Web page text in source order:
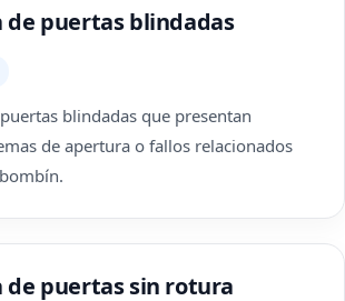
puertas blindadas
blindadas que presentan
de apertura o fallos relacionados
puertas sin rotura